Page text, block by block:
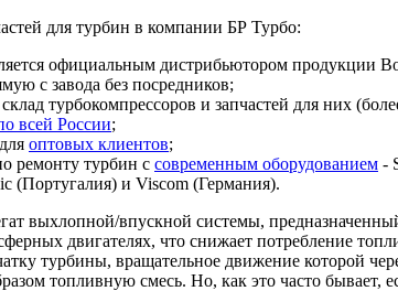
для турбин в компании БР Турбо:
официальным дистрибьютором продукции
с завода без посредников;
турбокомпрессоров и запчастей для них
всей России;
оптовых клиентов;
ремонту турбин с современным оборудованием -
(Португалия) и Viscom (Германия).
выхлопной/впускной системы,
двигателях, что снижает потребление
турбины, вращательное движение которой
топливную смесь. Но, как это часто бывает,